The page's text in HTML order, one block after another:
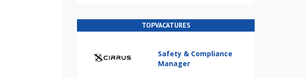
TOPVACATURES
Safety & Compliance
Manager